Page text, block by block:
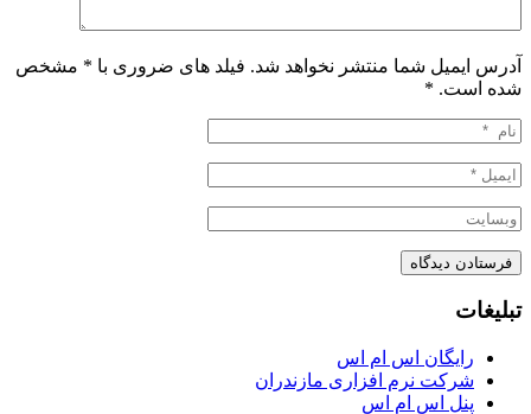
آدرس ایمیل شما منتشر نخواهد شد. فیلد های ضروری با * مشخص
شده است. *
تبلیغات
رایگان اس ام اس
شرکت نرم افزاری مازندران
پنل اس ام اس